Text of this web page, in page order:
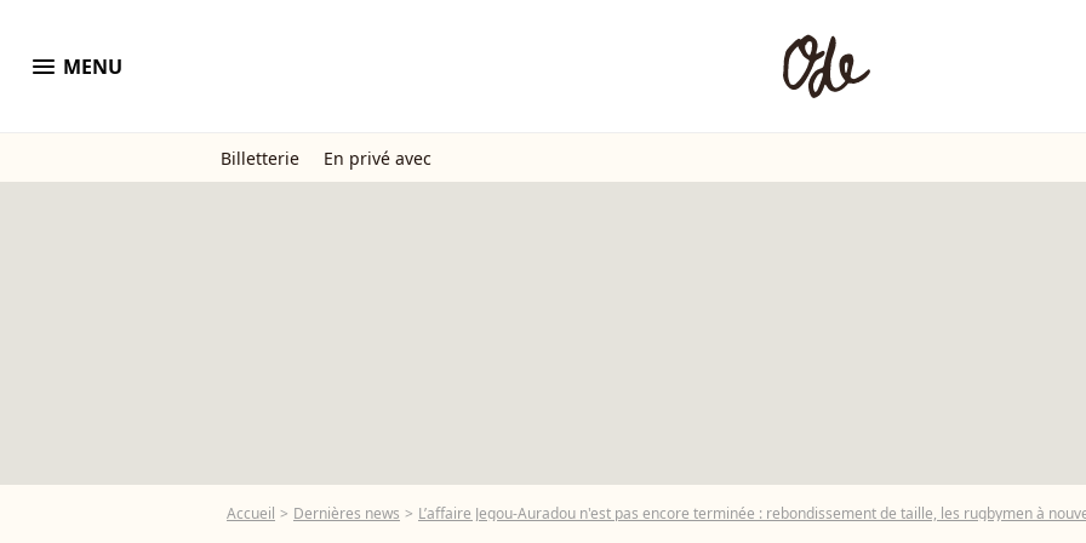
menu MENU
Billetterie En privé avec
Accueil Dernières news L’affaire Jegou-Auradou n'est pas encore terminée : rebondissement de taille, les rugbymen à